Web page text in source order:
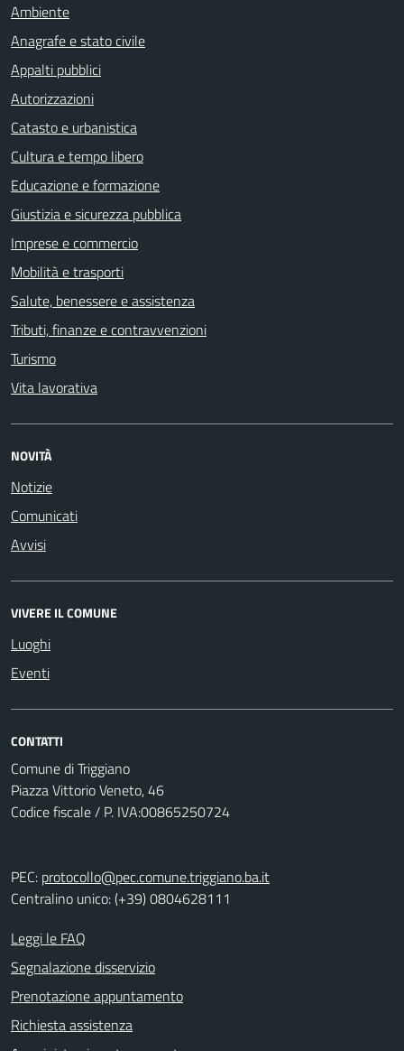
Ambiente
Anagrafe e stato civile
Appalti pubblici
Autorizzazioni
Catasto e urbanistica
Cultura e tempo libero
Educazione e formazione
Giustizia e sicurezza pubblica
Imprese e commercio
Mobilità e trasporti
Salute, benessere e assistenza
Tributi, finanze e contravvenzioni
Turismo
Vita lavorativa
NOVITÀ
Notizie
Comunicati
Avvisi
VIVERE IL COMUNE
Luoghi
Eventi
CONTATTI
Comune di Triggiano
Piazza Vittorio Veneto, 46
Codice fiscale / P. IVA:00865250724
PEC: protocollo@pec.comune.triggiano.ba.it
Centralino unico: (+39) 0804628111
Leggi le FAQ
Segnalazione disservizio
Prenotazione appuntamento
Richiesta assistenza